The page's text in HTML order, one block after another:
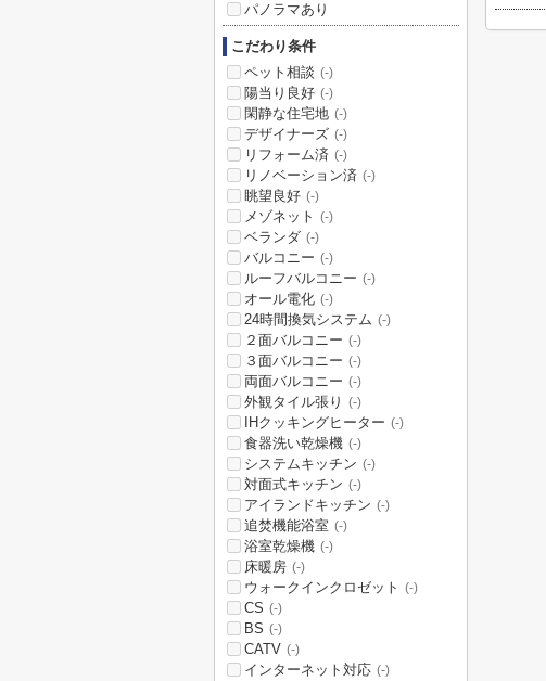
パノラマあり
こだわり条件
ペット相談 (-)
陽当り良好 (-)
閑静な住宅地 (-)
デザイナーズ (-)
リフォーム済 (-)
リノベーション済 (-)
眺望良好 (-)
メゾネット (-)
ベランダ (-)
バルコニー (-)
ルーフバルコニー (-)
オール電化 (-)
24時間換気システム (-)
２面バルコニー (-)
３面バルコニー (-)
両面バルコニー (-)
外観タイル張り (-)
IHクッキングヒーター (-)
食器洗い乾燥機 (-)
システムキッチン (-)
対面式キッチン (-)
アイランドキッチン (-)
追焚機能浴室 (-)
浴室乾燥機 (-)
床暖房 (-)
ウォークインクロゼット (-)
CS (-)
BS (-)
CATV (-)
インターネット対応 (-)